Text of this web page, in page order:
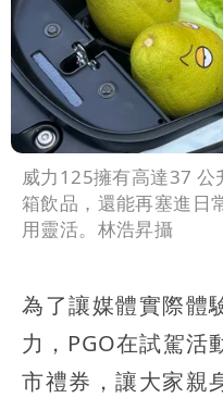
威力125擁有高達37 公
箱飲品，還能再塞進日
用靈活。林浩昇攝
為了讓媒體實際體
力，PGO在試駕活
市禮券，讓大家親